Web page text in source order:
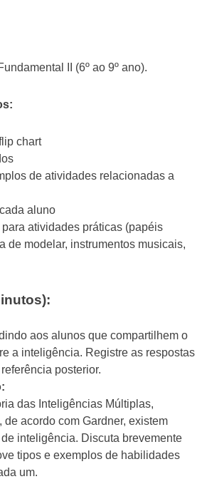
II (6º ao 9º ano).
chart
de atividades relacionadas a
aluno
atividades práticas (papéis
de modelar, instrumentos musicais,
aos alunos que compartilhem o
a inteligência. Registre as respostas
posterior.
das Inteligências Múltiplas,
de acordo com Gardner, existem
inteligência. Discuta brevemente
tipos e exemplos de habilidades
um.